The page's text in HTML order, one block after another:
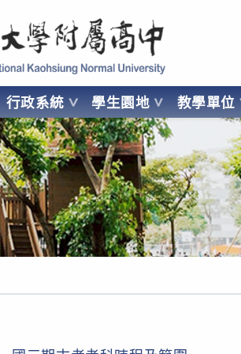
Kaohsiung Normal University
行政系統 學生園地 教學單位
NORMAL UNIVERSITY